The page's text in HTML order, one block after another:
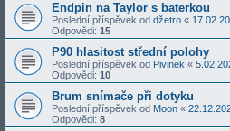
Endpin na Taylor s baterkou
Poslední příspěvek od džetro «
Odpovědi: 15
P90 hlasitost střední polohy
Poslední příspěvek od Pivinek «
Odpovědi: 10
Brum snímače při dotyku
Poslední příspěvek od Moon «
Odpovědi: 8